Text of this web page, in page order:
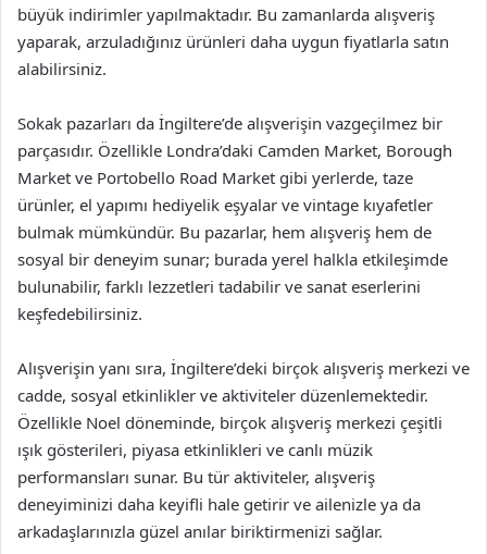
büyük indirimler yapılmaktadır. Bu zamanlarda alışveriş
yaparak, arzuladığınız ürünleri daha uygun fiyatlarla satın
alabilirsiniz.
Sokak pazarları da İngiltere’de alışverişin vazgeçilmez bir
parçasıdır. Özellikle Londra’daki Camden Market, Borough
Market ve Portobello Road Market gibi yerlerde, taze
ürünler, el yapımı hediyelik eşyalar ve vintage kıyafetler
bulmak mümkündür. Bu pazarlar, hem alışveriş hem de
sosyal bir deneyim sunar; burada yerel halkla etkileşimde
bulunabilir, farklı lezzetleri tadabilir ve sanat eserlerini
keşfedebilirsiniz.
Alışverişin yanı sıra, İngiltere’deki birçok alışveriş merkezi ve
cadde, sosyal etkinlikler ve aktiviteler düzenlemektedir.
Özellikle Noel döneminde, birçok alışveriş merkezi çeşitli
ışık gösterileri, piyasa etkinlikleri ve canlı müzik
performansları sunar. Bu tür aktiviteler, alışveriş
deneyiminizi daha keyifli hale getirir ve ailenizle ya da
arkadaşlarınızla güzel anılar biriktirmenizi sağlar.